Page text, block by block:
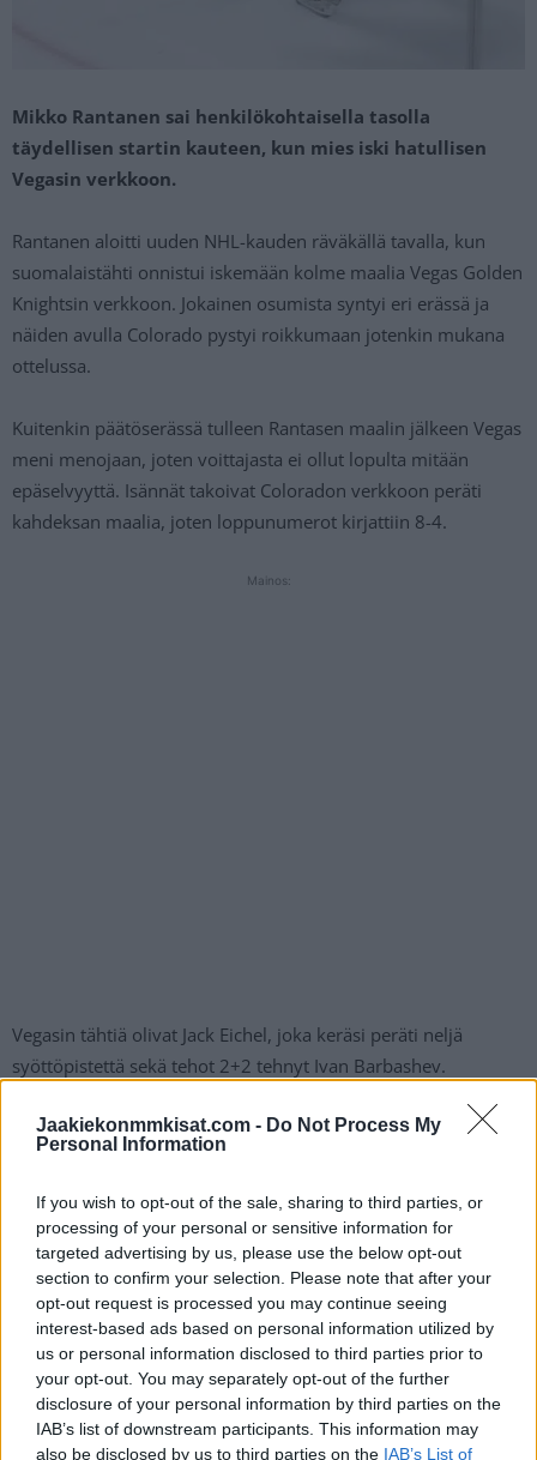
Jaakiekonmmkisat.com - Do Not Process My
Personal Information
If you wish to opt-out of the sale, sharing to third parties, or
processing of your personal or sensitive information for
targeted advertising by us, please use the below opt-out
section to confirm your selection. Please note that after your
opt-out request is processed you may continue seeing
interest-based ads based on personal information utilized by
us or personal information disclosed to third parties prior to
your opt-out. You may separately opt-out of the further
disclosure of your personal information by third parties on the
IAB’s list of downstream participants. This information may
also be disclosed by us to third parties on the IAB’s List of
Mikko Rantanen sai henkilökohtaisella tasolla
täydellisen startin kauteen, kun mies iski hatullisen
Vegasin verkkoon.
Rantanen aloitti uuden NHL-kauden räväkällä tavalla, kun
suomalaistähti onnistui iskemään kolme maalia Vegas Golden
Knightsin verkkoon. Jokainen osumista syntyi eri erässä ja
näiden avulla Colorado pystyi roikkumaan jotenkin mukana
ottelussa.
Kuitenkin päätöserässä tulleen Rantasen maalin jälkeen Vegas
meni menojaan, joten voittajasta ei ollut lopulta mitään
epäselvyyttä. Isännät takoivat Coloradon verkkoon peräti
kahdeksan maalia, joten loppunumerot kirjattiin 8-4.
Mainos:
Vegasin tähtiä olivat Jack Eichel, joka keräsi peräti neljä
syöttöpistettä sekä tehot 2+2 tehnyt Ivan Barbashev.
Mikko Rantanen takoi hattutempun Vegasin
verkkoon
https://twitter.com/NHL/status/1844239372956156050